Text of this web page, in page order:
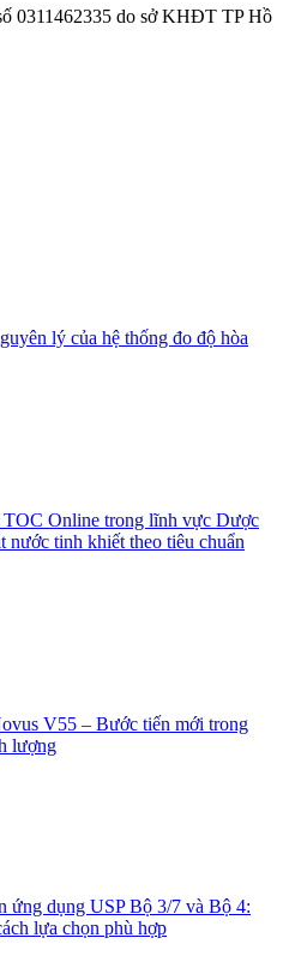
0311462335 do sở KHĐT TP Hồ
lý của hệ thống đo độ hòa
TOC Online trong lĩnh vực Dược
nước tinh khiết theo tiêu chuẩn
V55 – Bước tiến mới trong
lượng
ứng dụng USP Bộ 3/7 và Bộ 4:
lựa chọn phù hợp